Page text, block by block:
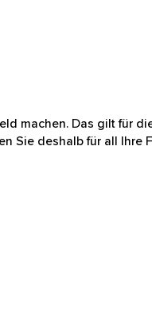
Geld machen. Das
Bleiben Sie